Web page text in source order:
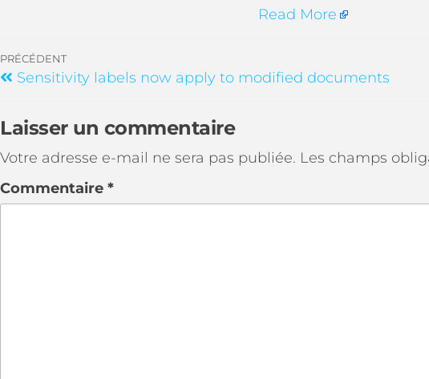
Read More
PRÉCÉDENT
Sensitivity labels now apply to modified documents
Laisser un commentaire
Votre adresse e-mail ne sera pas publiée. Les champs
Commentaire *